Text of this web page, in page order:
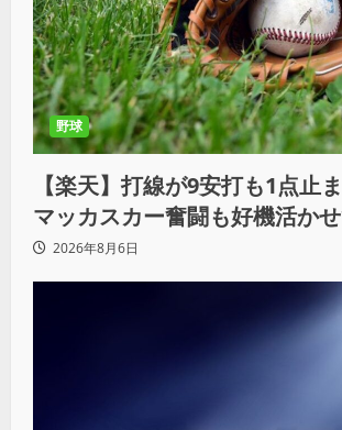
野球
【楽天】打線が9安打も1点止
マッカスカー奮闘も好機活か
「22」
2026年8月6日